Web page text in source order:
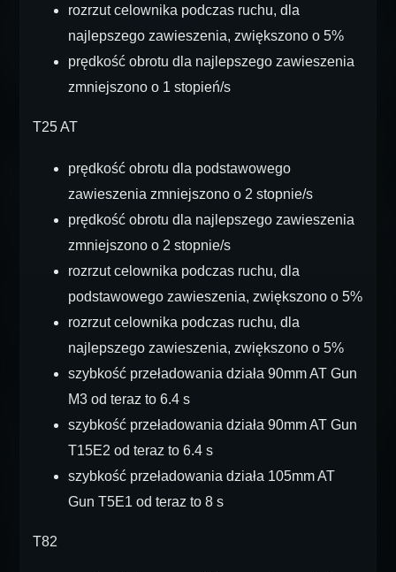
rozrzut celownika podczas ruchu, dla
najlepszego zawieszenia, zwiększono o 5%
prędkość obrotu dla najlepszego zawieszenia
zmniejszono o 1 stopień/s
T25 AT
prędkość obrotu dla podstawowego
zawieszenia zmniejszono o 2 stopnie/s
prędkość obrotu dla najlepszego zawieszenia
zmniejszono o 2 stopnie/s
rozrzut celownika podczas ruchu, dla
podstawowego zawieszenia, zwiększono o 5%
rozrzut celownika podczas ruchu, dla
najlepszego zawieszenia, zwiększono o 5%
szybkość przeładowania działa 90mm AT Gun
M3 od teraz to 6.4 s
szybkość przeładowania działa 90mm AT Gun
T15E2 od teraz to 6.4 s
szybkość przeładowania działa 105mm AT
Gun T5E1 od teraz to 8 s
T82